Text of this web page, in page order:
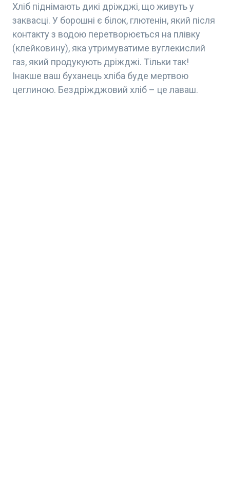
Хліб піднімають дикі дріжджі, що живуть у
заквасці. У борошні є білок, глютенін, який після
контакту з водою перетворюється на плівку
(клейковину), яка утримуватиме вуглекислий
газ, який продукують дріжджі. Тільки так!
Інакше ваш буханець хліба буде мертвою
цеглиною. Бездріжджовий хліб – це лаваш.